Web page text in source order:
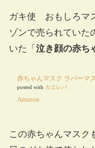
ガキ使 おもしろマ
ゾンで売られていた
いた「 泣き顔の赤ち
赤ちゃんマスク ラバーマ
posted with カエレバ
Amazon
この赤ちゃんマスク